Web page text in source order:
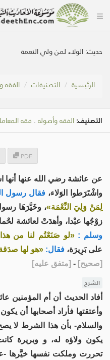
حديث:الولاء لمن ولي النعمة
الرئيسية التصنيفات الفقه
التصنيف: الفقه وأصوله . فقه
PDF
عن عائشة رضي الله عنها أنها
واشْتَرَطوا الوَلاء، فقال رسول
لِمَنْ وَلِيَ النِّعْمَة»، وخَيَّرَهَا
زوْجُها عبْدا، وأهدَتْ لعائشة
وسلم : «لو صَنَعْتُم لنا من
على بَرِيرَة، فقال: «هو لها
[صحيح]
-
[متفق عليه]
الشرح
أفاد الحديث أن أم المؤمنين
وأعتقتها فأراد أصحابها أن
والسلام- بأن هذا الشرط لا
يكون ولاؤه له، و وبريرة
تحررت وملكت نفسها خيَّرها -